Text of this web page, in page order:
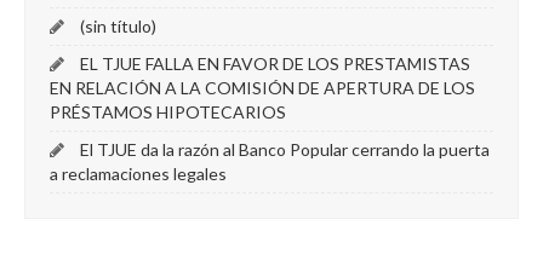
(sin título)
EL TJUE FALLA EN FAVOR DE LOS PRESTAMISTAS
EN RELACIÓN A LA COMISIÓN DE APERTURA DE LOS
PRÉSTAMOS HIPOTECARIOS
El TJUE da la razón al Banco Popular cerrando la puerta
a reclamaciones legales